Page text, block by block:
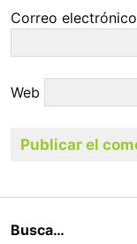
Correo electrónico
Web
Busca…